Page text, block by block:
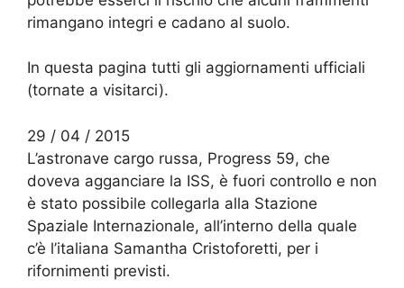
rimangano integri e cadano al suolo.
In questa pagina tutti gli aggiornamenti ufficiali
(tornate a visitarci).
29 / 04 / 2015
L’astronave cargo russa, Progress 59, che
doveva agganciare la ISS, è fuori controllo e non
è stato possibile collegarla alla Stazione
Spaziale Internazionale, all’interno della quale
c’è l’italiana Samantha Cristoforetti, per i
rifornimenti previsti.